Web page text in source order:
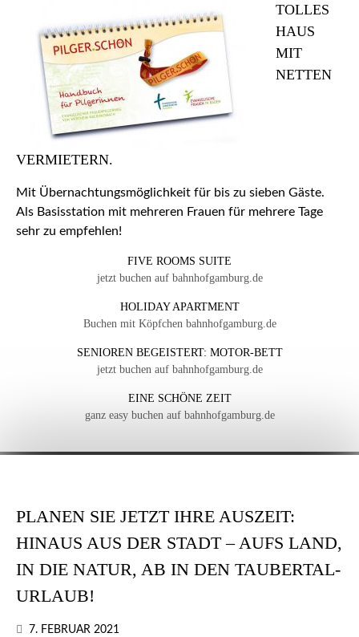
TOLLES
HAUS
MIT
NETTEN
VERMIETERN.
Mit Übernachtungsmöglichkeit für bis zu sieben Gäste.
Als Basisstation mit mehreren Frauen für mehrere Tage
sehr zu empfehlen!
FIVE ROOMS SUITE
jetzt buchen auf bahnhofgamburg.de
HOLIDAY APARTMENT
Buchen mit Köpfchen bahnhofgamburg.de
SENIOREN BEGEISTERT: MOTOR-BETT
jetzt buchen auf bahnhofgamburg.de
EINE SCHÖNE ZEIT
ganz easy buchen auf bahnhofgamburg.de
PLANEN SIE JETZT IHRE AUSZEIT:
HINAUS AUS DER STADT – AUFS LAND,
IN DIE NATUR, AB IN DEN TAUBERTAL-
URLAUB!
7. FEBRUAR 2021